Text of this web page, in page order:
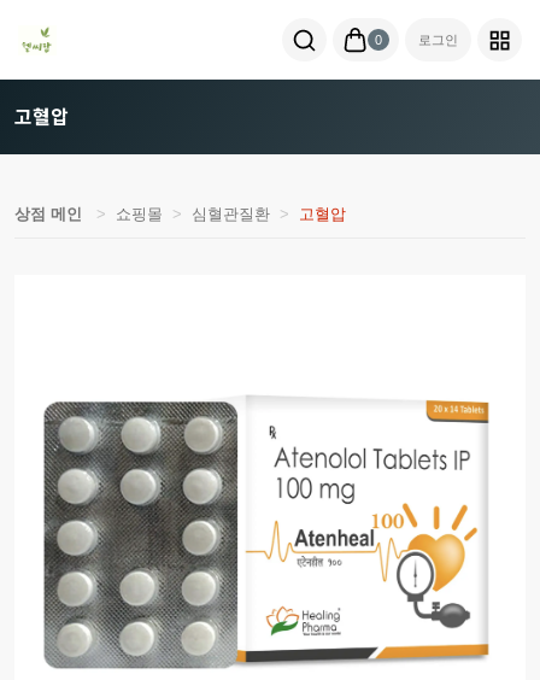
0 로그인
고혈압
상점 메인 쇼핑몰 심혈관질환 고혈압